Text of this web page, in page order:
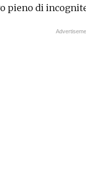
pieno di